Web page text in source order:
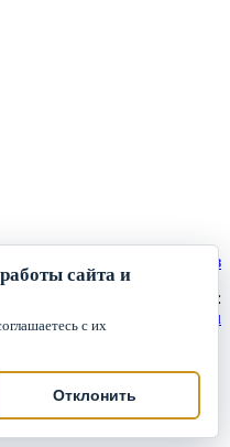
Сделать заказ
прием заявок:
zakaz1@progress91.ru
сайта и
с их
Отклонить